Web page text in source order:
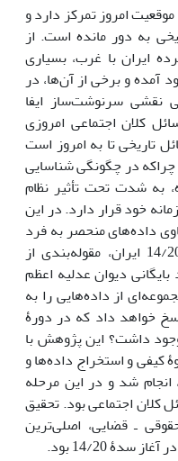
امروز تمرکز دارد و
به دور مانده است. از
ایران با غرب، بسیاری
آمده و برخی از آن‌ها، در
نقشی سرنوشت‌ساز ایفا
کلان اجتماعی امروزی
تاریخی تا به امروز است
چراکه در چگونگی شناسایی
به شدت تحت تأثیر نظام
خود قرار دارد. در این
داده‌های منحصر به فرد
از چالش‌ها و مسائل اوایل سدۀ 14/20 ایران، مقوله‌بندی از
دیوان عدلیه اعظم
از داده‌هایی را به
خواهد داد که در دورۀ
داشت؟ این پژوهش با
کیفی و استخراج داده‌ها و
انجام شد و در این مرحله
کلان اجتماعی بود. تحقیق
ـ قضایی، اصلی‌ترین
14/20 بود.